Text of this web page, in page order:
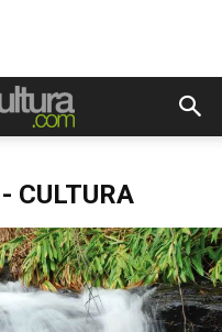
CULTURA